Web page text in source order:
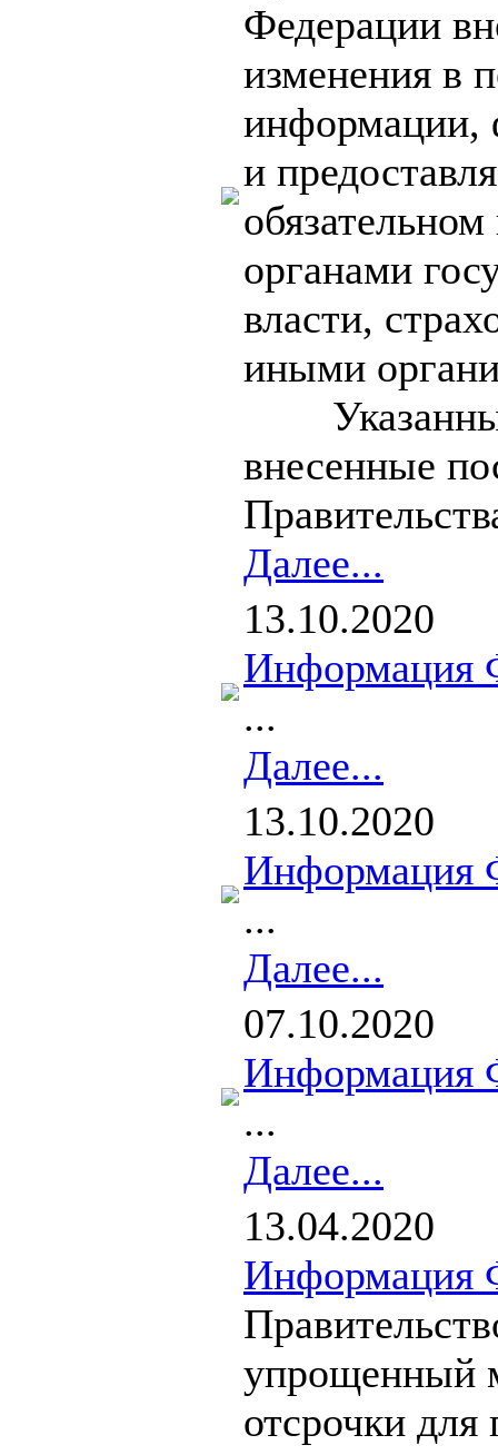
Федерации
изменения в
информации,
и
органами
власти,
иными
внесенные
Далее...
13.10.2020
Информация
...
Далее...
13.10.2020
Информация
...
Далее...
07.10.2020
Информация
...
Далее...
13.04.2020
Информация
упрощенный
отсрочки